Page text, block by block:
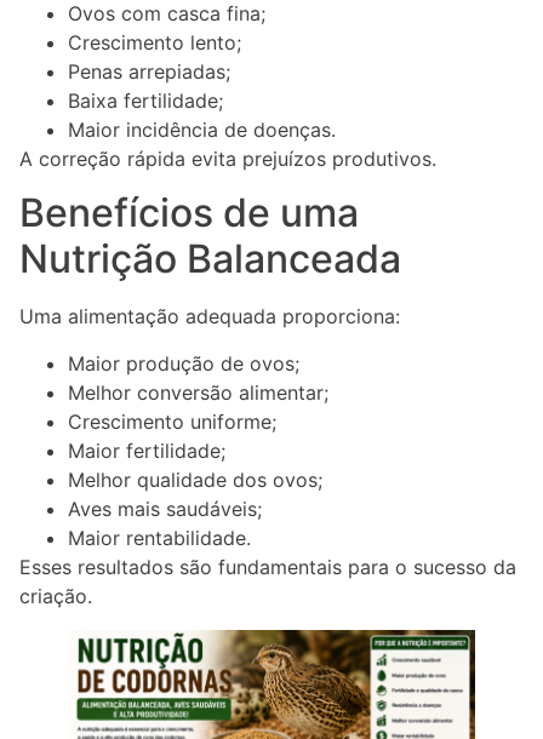
Ovos com casca fina;
Crescimento lento;
Penas arrepiadas;
Baixa fertilidade;
Maior incidência de doenças.
A correção rápida evita prejuízos produtivos.
Benefícios de uma
Nutrição Balanceada
Uma alimentação adequada proporciona:
Maior produção de ovos;
Melhor conversão alimentar;
Crescimento uniforme;
Maior fertilidade;
Melhor qualidade dos ovos;
Aves mais saudáveis;
Maior rentabilidade.
Esses resultados são fundamentais para o sucesso da
criação.